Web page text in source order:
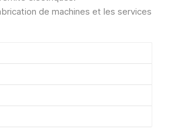
de machines et les services